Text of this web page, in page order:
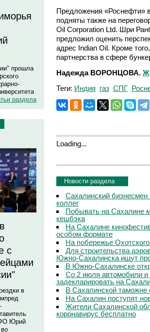
прошла
раздела
с
в
Юрий
Предложения «Роснефти»
подняты также на
Oil Corporation Ltd. Шри
предложил оценить
адрес Indian Oil. Кроме
партнерства в сфере
Надежда ВОРОНЦОВА.
Теги: Индия газ СПГ
Loading...
Новости раздела
Сахалинский бизнесмен
коллег
Побывать на Сахалине
кешбэка
На Сахалине
особом формате
На побережье
Для строительства
Южно-Сахалинска ищут
В Южно-Сахалинске
Со 2 июля автомобили
задекларировать на
В Сахалинской таможне
На Сахалин поступят
Жители Сахалинской
коронавирус бесплатно